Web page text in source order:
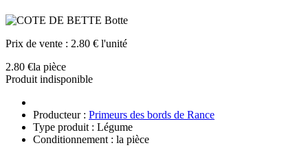
Prix de vente : 2.80 € l'unité
2.80 €la pièce
Produit indisponible
Producteur : Primeurs des bords de Rance
Type produit : Légume
Conditionnement : la pièce